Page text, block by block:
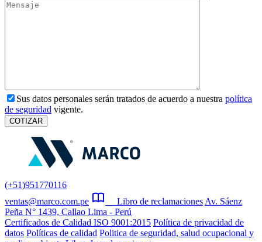
Sus datos personales serán tratados de acuerdo a nuestra política
de seguridad vigente.
(+51)951770116
ventas@marco.com.pe
Libro de reclamaciones Av. Sáenz
Peña N° 1439, Callao Lima - Perú
Certificados de Calidad ISO 9001:2015 Política de privacidad de
datos Políticas de calidad Politica de seguridad, salud ocupacional y